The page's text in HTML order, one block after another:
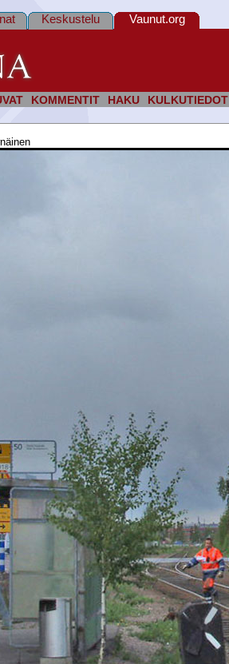
KOMMENTIT HAKU KULKUTIEDOT
Keskustelu Vaunut.org